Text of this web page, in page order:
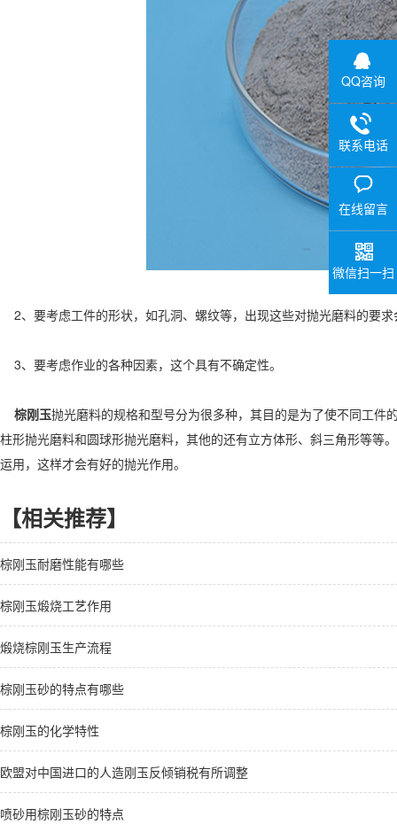
2、要考虑工件的形状，如孔洞、螺纹等，出现这些对抛光磨料的要求
3、要考虑作业的各种因素，这个具有不确定性。
棕刚玉抛光磨料的规格和型号分为很多种，其目的是为了使不同工
柱形抛光磨料和圆球形抛光磨料，其他的还有立方体形、斜三角形等等
运用，这样才会有好的抛光作用。
【相关推荐】
棕刚玉耐磨性能有哪些
棕刚玉煅烧工艺作用
煅烧棕刚玉生产流程
棕刚玉砂的特点有哪些
棕刚玉的化学特性
欧盟对中国进口的人造刚玉反倾销税有所调整
喷砂用棕刚玉砂的特点
QQ咨询
联系电话
在线留言
微信扫一扫